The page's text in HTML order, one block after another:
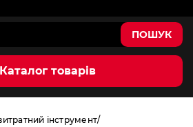
ПОШУК
товарів
інструмент